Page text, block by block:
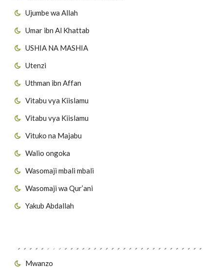
Ujumbe wa Allah
Umar ibn Al Khattab
USHIA NA MASHIA
Utenzi
Uthman ibn Affan
Vitabu vya Kiislamu
Vitabu vya Kiislamu
Vituko na Majabu
Walio ongoka
Wasomaji mbali mbali
Wasomaji wa Qur’ani
Yakub Abdallah
Mwanzo